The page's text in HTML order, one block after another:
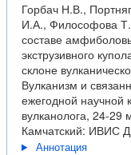
Горбач Н.В.,
И.А., Философова
составе
экструзивного
склоне
Вулканизм и
ежегодной
вулканолога, 24-29
Камчатский: ИВИС
Аннотация